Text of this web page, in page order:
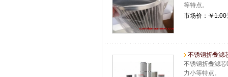
等特点。
市场价： ￥1.00
不锈钢折叠滤
不锈钢折叠滤
力小等特点。